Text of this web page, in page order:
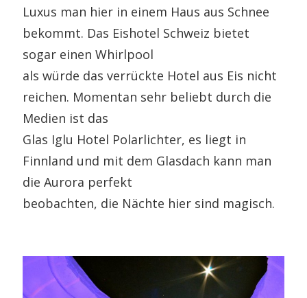
Luxus man hier in einem Haus aus Schnee
bekommt. Das Eishotel Schweiz bietet
sogar einen Whirlpool
als würde das verrückte Hotel aus Eis nicht
reichen. Momentan sehr beliebt durch die
Medien ist das
Glas Iglu Hotel Polarlichter, es liegt in
Finnland und mit dem Glasdach kann man
die Aurora perfekt
beobachten, die Nächte hier sind magisch.